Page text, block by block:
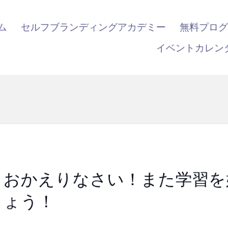
セルフブランディングアカデミー 無料プロ
イベントカレン
おかえりなさい！また学習
ょう！